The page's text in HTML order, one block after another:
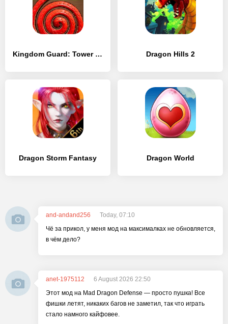
Kingdom Guard: Tower Defense Dragon Hills 2
Dragon Storm Fantasy Dragon World
and-andand256
Today, 07:10
Чё за прикол, у меня мод на максималках не обновляется,
в чём дело?
anet-1975112
6 August 2026 22:50
Этот мод на Mad Dragon Defense — просто пушка! Все
фишки летят, никаких багов не заметил, так что играть
стало намного кайфовее.